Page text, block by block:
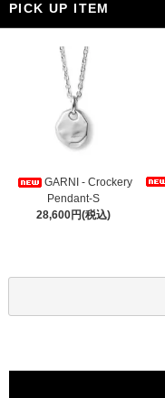
PICK UP ITEM
GARNI - Crockery
Pendant-S
28,600円(税込)